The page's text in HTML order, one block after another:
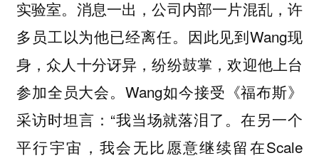
实验室。消息一出，公司内部一片混乱，许
多员工以为他已经离任。因此见到Wang现
身，众人十分讶异，纷纷鼓掌，欢迎他上台
参加全员大会。Wang如今接受《福布斯》
采访时坦言：“我当场就落泪了。在另一个
平行宇宙，我会无比愿意继续留在Scale